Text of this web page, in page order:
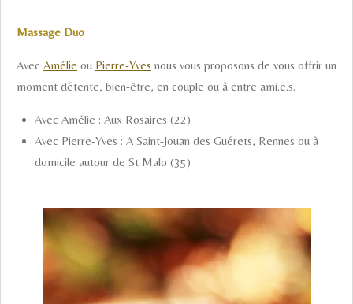
Massage Duo
Avec Amélie ou Pierre-Yves nous vous proposons de vous offrir un
moment détente, bien-être, en couple ou à entre ami.e.s.
Avec Amélie : Aux Rosaires (22)
Avec Pierre-Yves : A Saint-Jouan des Guérets, Rennes ou à
domicile autour de St Malo (35)